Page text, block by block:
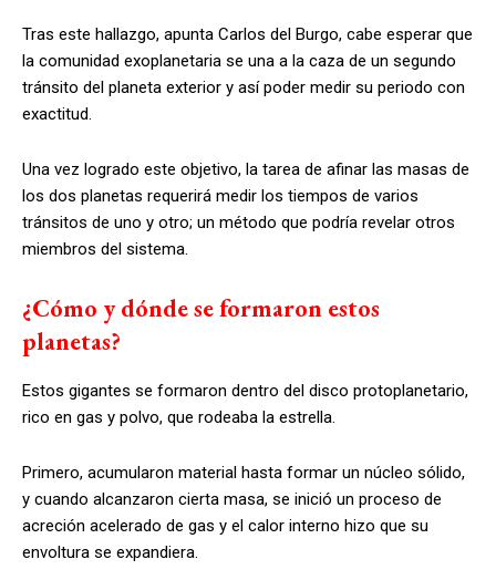
Tras este hallazgo, apunta Carlos del Burgo, cabe esperar que
la comunidad exoplanetaria se una a la caza de un segundo
tránsito del planeta exterior y así poder medir su periodo con
exactitud.
Una vez logrado este objetivo, la tarea de afinar las masas de
los dos planetas requerirá medir los tiempos de varios
tránsitos de uno y otro; un método que podría revelar otros
miembros del sistema.
¿Cómo y dónde se formaron estos
planetas?
Estos gigantes se formaron dentro del disco protoplanetario,
rico en gas y polvo, que rodeaba la estrella.
Primero, acumularon material hasta formar un núcleo sólido,
y cuando alcanzaron cierta masa, se inició un proceso de
acreción acelerado de gas y el calor interno hizo que su
envoltura se expandiera.